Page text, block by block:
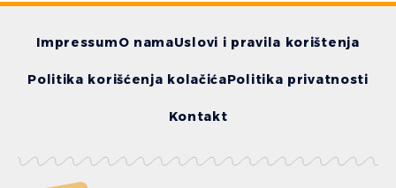
ImpressumO namaUslovi i pravila korištenja
Politika korišćenja kolačićaPolitika privatnosti
Kontakt